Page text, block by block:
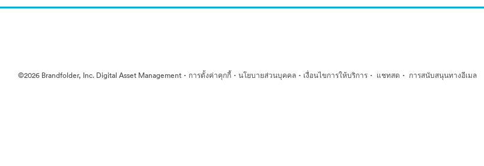
©2026 Brandfolder, Inc. Digital Asset Management · การตั้งค่าคุกกี้· นโยบายส่วนบุคคล · เงื่อนไขการให้บริการ · แชทสด · การสนับสนุนทางอีเมล